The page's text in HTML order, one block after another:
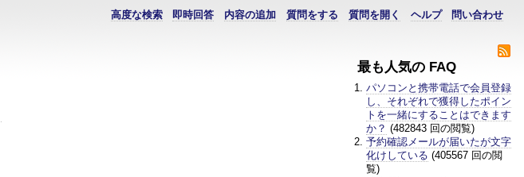
問い合わせ
ヘルプ
質問を開く
質問をする
内容の追加
即時回答
高度な検索
最も人気の FAQ
パソコンと携帯電話で会員登録
し、それぞれで獲得したポイン
トを一緒にすることはできます
か？ (482843 回の閲覧)
予約確認メールが届いたが文字
化けしている (405567 回の閲
覧)